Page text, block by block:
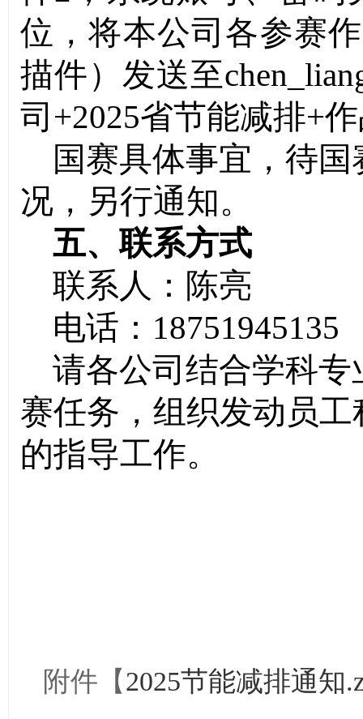
位，将本公司各参赛
描件）发送至
司 +2025省节能减排+
国赛具体事宜，待
况，另行通知。
五、联系方式
联系人：陈亮
电话： 18751945135
请各公司结合学科
赛任务，组织发动员
的指导工作。
附件【2025节能减排通知